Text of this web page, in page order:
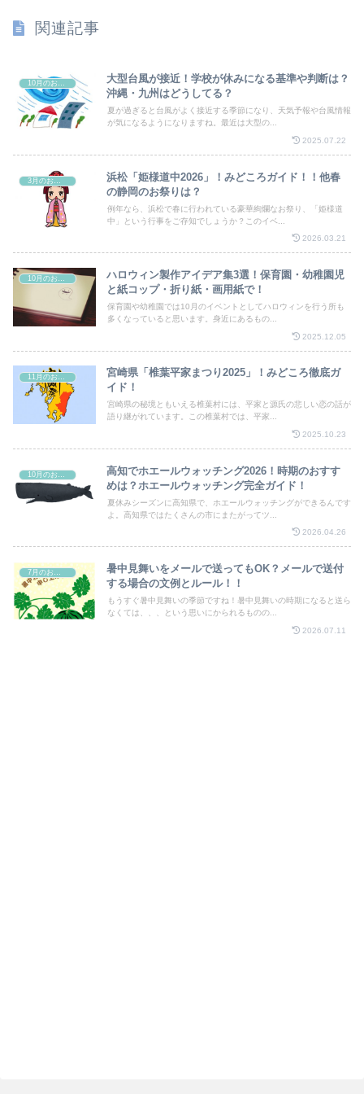
関連記事
大型台風が接近！学校が休みになる基準や判断は？
沖縄・九州はどうしてる？
夏が過ぎると台風がよく接近する季節になり、天気予報や台風情報
が気になるようになりますね。最近は大型の...
2025.07.22
浜松「姫様道中2026」！みどころガイド！！他春
の静岡のお祭りは？
例年なら、浜松で春に行われている豪華絢爛なお祭り、「姫様道
中」という行事をご存知でしょうか？このイベ...
2026.03.21
10月のお祭り
ハロウィン製作アイデア集3選！保育園・幼稚園児
と紙コップ・折り紙・画用紙で！
保育園や幼稚園では10月のイベントとしてハロウィンを行う所も
多くなっていると思います。身近にあるもの...
2025.12.05
宮崎県「椎葉平家まつり2025」！みどころ徹底ガ
イド！
宮崎県の秘境ともいえる椎葉村には、平家と源氏の悲しい恋の話が
語り継がれています。この椎葉村では、平家...
2025.10.23
高知でホエールウォッチング2026！時期のおすす
めは？ホエールウォッチング完全ガイド！
夏休みシーズンに高知県で、ホエールウォッチングができるんです
よ。高知県ではたくさんの市にまたがってツ...
2026.04.26
7月のお祭り
暑中見舞いをメールで送ってもOK？メールで送付
する場合の文例とルール！！
もうすぐ暑中見舞いの季節ですね！暑中見舞いの時期になると送ら
なくては、、、という思いにかられるものの...
2026.07.11